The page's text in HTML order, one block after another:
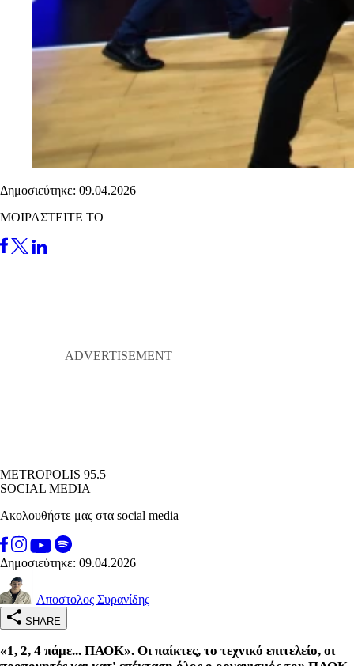
Δημοσιεύτηκε: 09.04.2026
ΜΟΙΡΑΣΤΕΙΤΕ ΤΟ
METROPOLIS 95.5
SOCIAL MEDIA
Ακολουθήστε μας στα social media
Δημοσιεύτηκε: 09.04.2026
Αποστολος Συρανίδης
SHARE
«1, 2, 4 πάμε... ΠΑΟΚ». Οι παίκτες, το τεχνικό επιτελείο, οι